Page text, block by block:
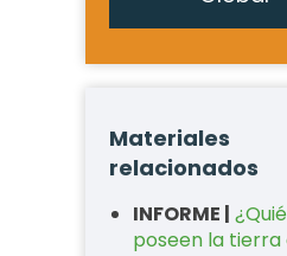
Materiales
relacionados
INFORME |
poseen la tierra